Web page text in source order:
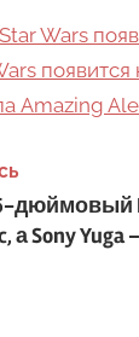
Wars
Amazing
дюймовый
а Sony